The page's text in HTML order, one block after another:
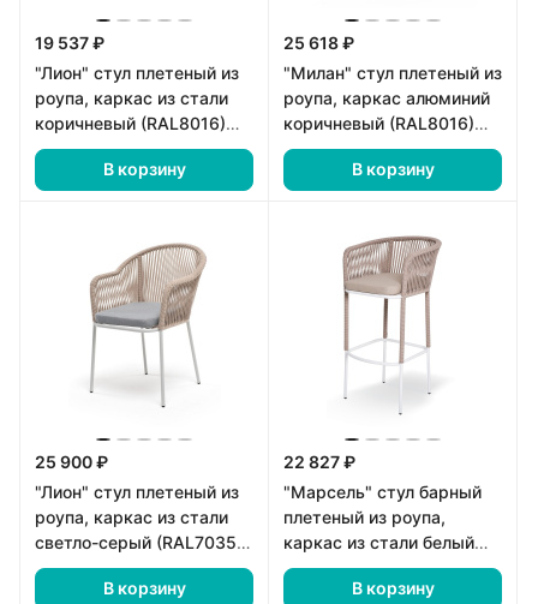
19 537 ₽
"Лион" стул плетеный из
роупа, каркас из стали
коричневый (RAL8016)
муар, роуп коричневый
круглый, ткань бежевая
В корзину
25 618 ₽
"Милан" стул плетеный из
роупа, каркас алюминий
коричневый (RAL8016)
муар, роуп коричневый
круглый, ткань темно-
В корзину
25 900 ₽
"Лион" стул плетеный из
роупа, каркас из стали
светло-серый (RAL7035)
муар, роуп бежевый
круглый, ткань светло-
В корзину
22 827 ₽
"Марсель" стул барный
плетеный из роупа,
каркас из стали белый
муар, роуп бежевый
круглый, ткань бежевая
В корзину